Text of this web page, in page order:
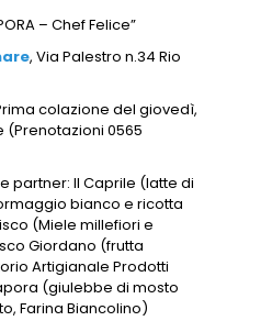
– Chef Felice”
, Via Palestro n.34 Rio
colazione del giovedì,
(Prenotazioni 0565
partner: Il Caprile (latte di
bianco e ricotta
(Miele millefiori e
Giordano (frutta
Artigianale Prodotti
(giulebbe di mosto
Farina Biancolino)